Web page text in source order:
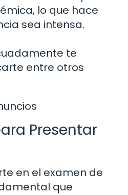
lo que hace
sea intensa.
te
entre otros
Presentar
en el examen de
que